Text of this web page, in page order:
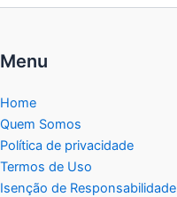
Menu
Home
Quem Somos
Política de privacidade
Termos de Uso
Isenção de Responsabilidade